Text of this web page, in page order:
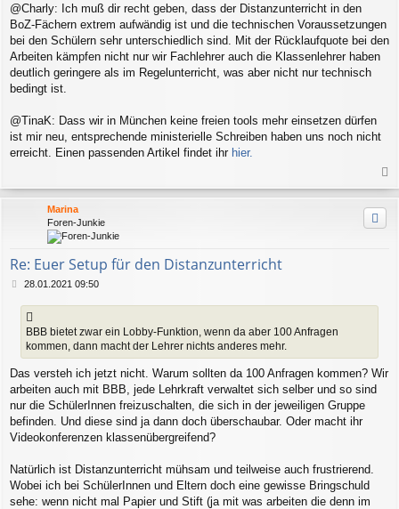
i
t
r
a
@Charly: Ich muß dir recht geben, dass der Distanzunterricht in den
BoZ-Fächern extrem aufwändig ist und die technischen Voraussetzungen
bei den Schülern sehr unterschiedlich sind. Mit der Rücklaufquote bei den
Arbeiten kämpfen nicht nur wir Fachlehrer auch die Klassenlehrer haben
deutlich geringere als im Regelunterricht, was aber nicht nur technisch
bedingt ist.
@TinaK: Dass wir in München keine freien tools mehr einsetzen dürfen
ist mir neu, entsprechende ministerielle Schreiben haben uns noch nicht
erreicht. Einen passenden Artikel findet ihr hier.
c
Marina
Foren-Junkie
Re: Euer Setup für den Distanzunterricht
B
i
28.01.2021 09:50
BBB bietet zwar ein Lobby-Funktion, wenn da aber 100 Anfragen
kommen, dann macht der Lehrer nichts anderes mehr.
Das versteh ich jetzt nicht. Warum sollten da 100 Anfragen kommen? Wir
arbeiten auch mit BBB, jede Lehrkraft verwaltet sich selber und so sind
nur die SchülerInnen freizuschalten, die sich in der jeweiligen Gruppe
befinden. Und diese sind ja dann doch überschaubar. Oder macht ihr
Videokonferenzen klassenübergreifend?
Natürlich ist Distanzunterricht mühsam und teilweise auch frustrierend.
Wobei ich bei SchülerInnen und Eltern doch eine gewisse Bringschuld
sehe: wenn nicht mal Papier und Stift (ja mit was arbeiten die denn im